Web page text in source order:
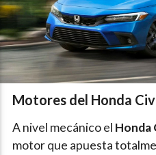
Motores del Honda
A nivel mecánico el Honda
motor que apuesta